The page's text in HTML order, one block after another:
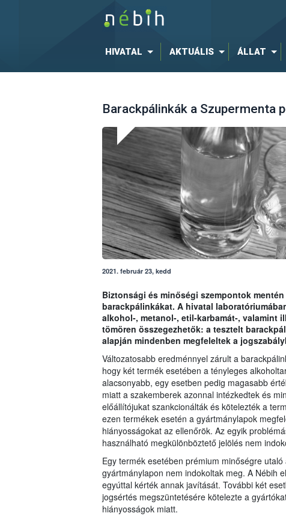
HIVATAL AKTUÁLIS ÁLLAT
Barackpálinkák a Szupermenta
2021. február 23, kedd
Biztonsági és minőségi szempontok
barackpálinkákat. A hivatal
alkohol-, metanol-, etil-karbamát-, valamint
tömören összegezhetők: a tesztelt
alapján mindenben megfeleltek a
Változatosabb eredménnyel zárult a
hogy két termék esetében a tényleges
alacsonyabb, egy esetben pedig magasabb
miatt a szakemberek azonnal intézkedtek és
előállítójukat szankcionálták és kötelezték a
ezen termékek esetén a gyártmánylapok
hiányosságokat az ellenőrök. Az egyik
használható megkülönböztető jelölés nem
Egy termék esetében prémium minőségre
gyártmánylapon nem indokoltak meg. A Nébih
egyúttal kérték annak javítását. További két
jogsértés megszüntetésére kötelezte a
hiányosságok miatt.